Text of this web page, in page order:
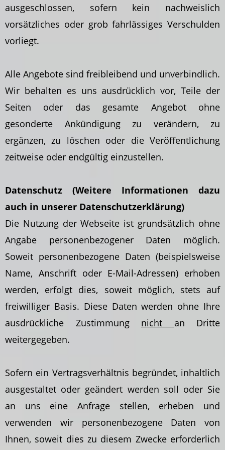
ausgeschlossen, sofern kein nachweislich
vorsätzliches oder grob fahrlässiges Verschulden
vorliegt.
Alle Angebote sind freibleibend und unverbindlich.
Wir behalten es uns ausdrücklich vor, Teile der
Seiten oder das gesamte Angebot ohne
gesonderte Ankündigung zu verändern, zu
ergänzen, zu löschen oder die Veröffentlichung
zeitweise oder endgültig einzustellen.
Datenschutz (Weitere Informationen dazu
auch in unserer Datenschutzerklärung)
Die Nutzung der Webseite ist grundsätzlich ohne
Angabe personenbezogener Daten möglich.
Soweit personenbezogene Daten (beispielsweise
Name, Anschrift oder E-Mail-Adressen) erhoben
werden, erfolgt dies, soweit möglich, stets auf
freiwilliger Basis. Diese Daten werden ohne Ihre
ausdrückliche Zustimmung nicht an Dritte
weitergegeben.
Sofern ein Vertragsverhältnis begründet, inhaltlich
ausgestaltet oder geändert werden soll oder Sie
an uns eine Anfrage stellen, erheben und
verwenden wir personenbezogene Daten von
Ihnen, soweit dies zu diesem Zwecke erforderlich